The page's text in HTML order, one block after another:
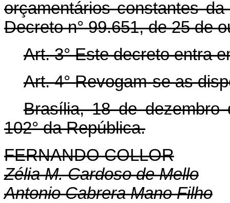
orçamentários constantes
Decreto n° 99.651, de 25 de
Art. 3° Este decreto entra
Art. 4° Revogam-se as
Brasília, 18 de dezembro
102° da República.
FERNANDO COLLOR
Zélia M. Cardoso de Mello
Antonio Cabrera Mano Filho